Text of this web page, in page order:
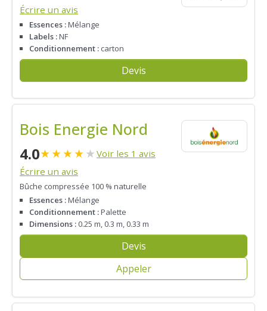
Écrire un avis
Essences :Mélange
Labels :NF
Conditionnement : carton
Devis
Bois Energie Nord
4.0★★★★★ Voir les 1 avis
Écrire un avis
Bûche compressée 100 % naturelle
Essences :Mélange
Conditionnement :Palette
Dimensions : 0.25 m, 0.3 m, 0.33 m
Devis
Appeler